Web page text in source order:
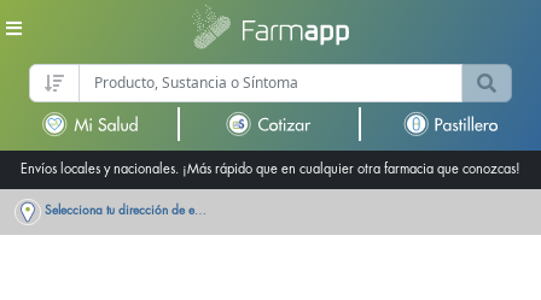
Envíos locales y nacionales. ¡Más rápido que en cualquier otra farmacia que conozcas!
Selecciona tu dirección de entrega